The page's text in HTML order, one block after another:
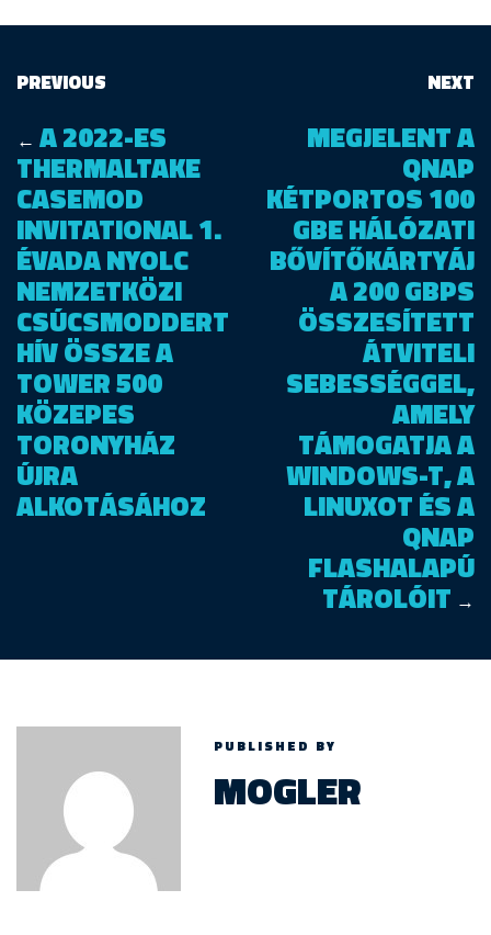
PREVIOUS
← A 2022-ES
THERMALTAKE
CASEMOD
INVITATIONAL 1.
ÉVADA NYOLC
NEMZETKÖZI
CSÚCSMODDERT
HÍV ÖSSZE A
TOWER 500
KÖZEPES
TORONYHÁZ
ÚJRA
ALKOTÁSÁHOZ
NEXT
MEGJELENT A
QNAP
KÉTPORTOS 100
GBE HÁLÓZATI
BŐVÍTŐKÁRTYÁJ
A 200 GBPS
ÖSSZESÍTETT
ÁTVITELI
SEBESSÉGGEL,
AMELY
TÁMOGATJA A
WINDOWS-T, A
LINUXOT ÉS A
QNAP
FLASHALAPÚ
TÁROLÓIT →
PUBLISHED BY
MOGLER